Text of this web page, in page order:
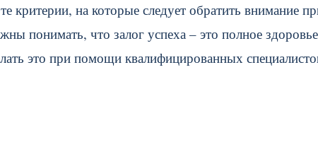
критерии, на которые следует обратить внимание
понимать, что залог успеха – это полное здоровье
это при помощи квалифицированных